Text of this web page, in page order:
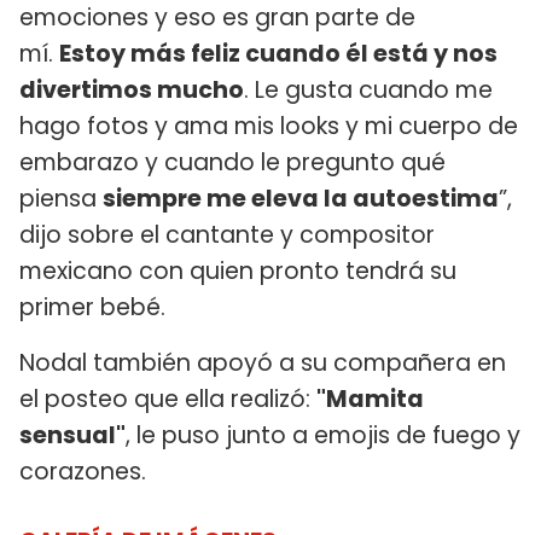
emociones y eso es gran parte de
mí. Estoy más feliz cuando él está y nos
divertimos mucho. Le gusta cuando me
hago fotos y ama mis looks y mi cuerpo de
embarazo y cuando le pregunto qué
piensa siempre me eleva la autoestima”,
dijo sobre el cantante y compositor
mexicano con quien pronto tendrá su
primer bebé.
Nodal también apoyó a su compañera en
el posteo que ella realizó: "Mamita
sensual", le puso junto a emojis de fuego y
corazones.